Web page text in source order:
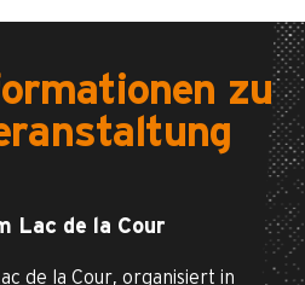
zu
Lac de la Cour
de la Cour, organisiert in